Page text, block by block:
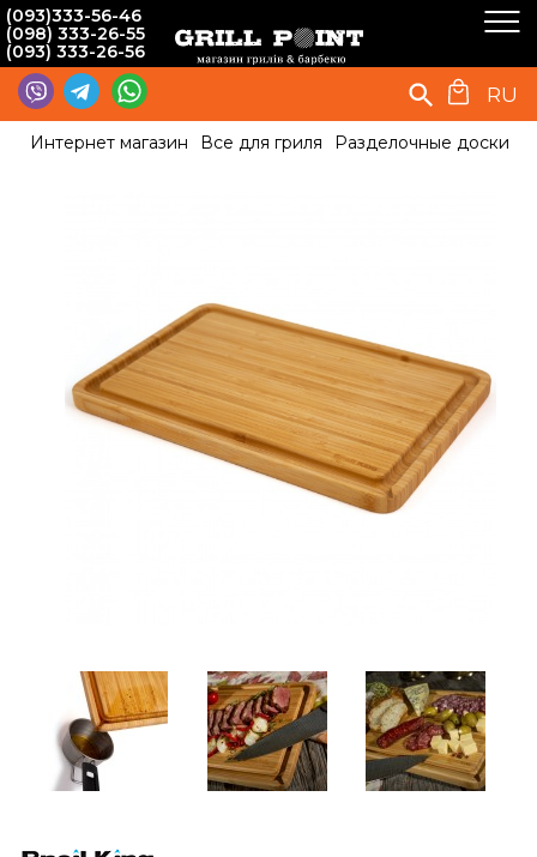
(093)333-56-46
(098) 333-26-55
(093) 333-26-56
RU
Интернет магазин Все для гриля Разделочные доски